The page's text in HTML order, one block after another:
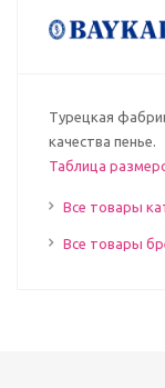
Турецкая
качества пенье.
Таблица
Все товары
Все товары